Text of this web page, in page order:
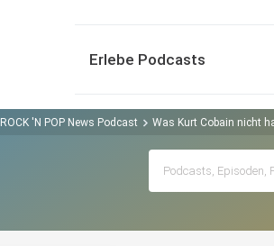
Erlebe Podcasts
ROCK 'N POP News Podcast Was Kurt Cobain nicht